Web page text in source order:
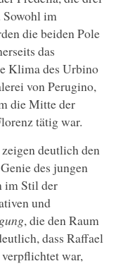
im
die beiden Pole
das
Klima des Urbino
von Perugino,
die Mitte der
tätig war.
deutlich den
des jungen
im Stil der
und
, die den Raum
dass Raffael
war,